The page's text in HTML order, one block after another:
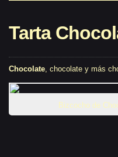
Tarta
Chocolate, chocolate y más
Bizcocho de